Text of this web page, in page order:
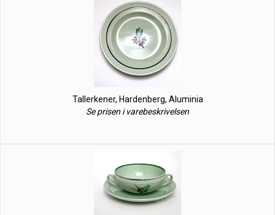
Tallerkener, Hardenberg, Aluminia
Se prisen i varebeskrivelsen